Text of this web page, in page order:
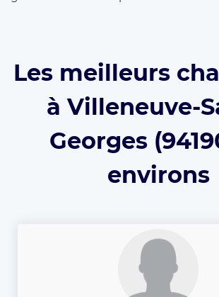
Les meilleurs
à Villeneuve-
Georges
environs